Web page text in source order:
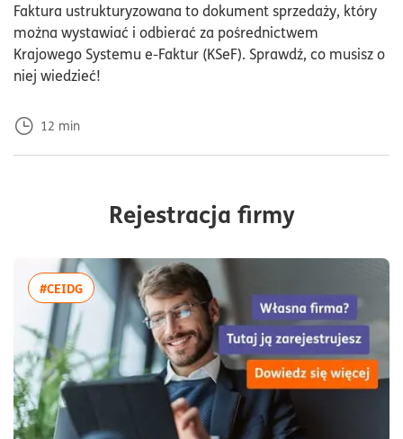
Faktura ustrukturyzowana to dokument sprzedaży, który
można wystawiać i odbierać za pośrednictwem
Krajowego Systemu e-Faktur (KSeF). Sprawdź, co musisz o
niej wiedzieć!
12 min
Rejestracja firmy
#CEIDGwięcej artykułów z tagiem:#CEIDG